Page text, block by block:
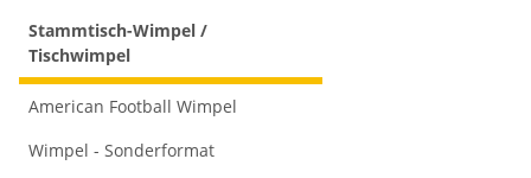
Stammtisch-Wimpel /
Tischwimpel
American Football Wimpel
Wimpel - Sonderformat